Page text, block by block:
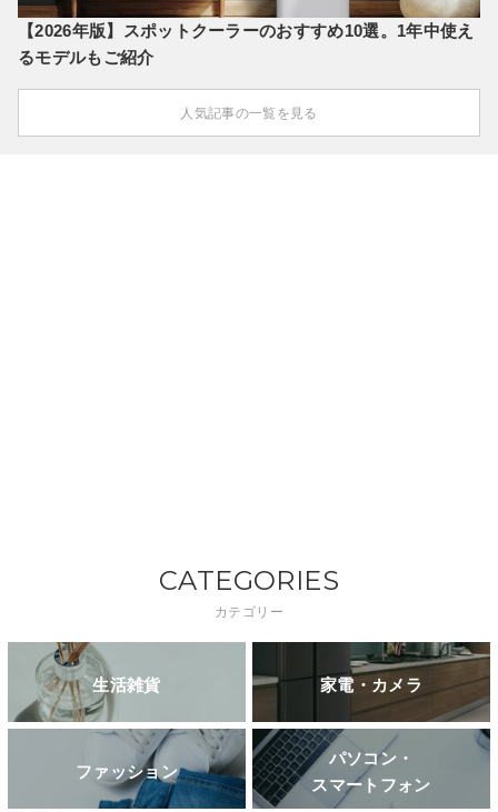
【2026年版】スポットクーラーのおすすめ10選。1年中使え
るモデルもご紹介
人気記事の一覧を見る
CATEGORIES
カテゴリー
生活雑貨 家電・カメラ
ファッション
パソコン・
スマートフォン